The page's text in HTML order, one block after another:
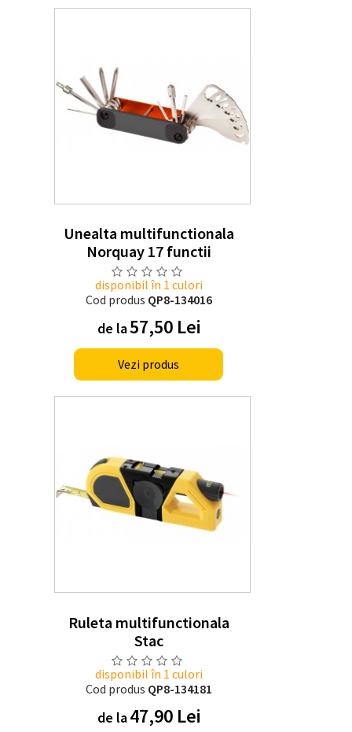
Unealta multifunctionala
Norquay 17 functii
disponibil în 1 culori
Cod produs QP8-134016
de la57,50 Lei
Vezi produs
Ruleta multifunctionala
Stac
disponibil în 1 culori
Cod produs QP8-134181
de la47,90 Lei